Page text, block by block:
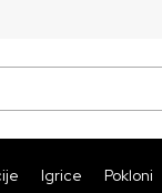
Igrice Pokloni